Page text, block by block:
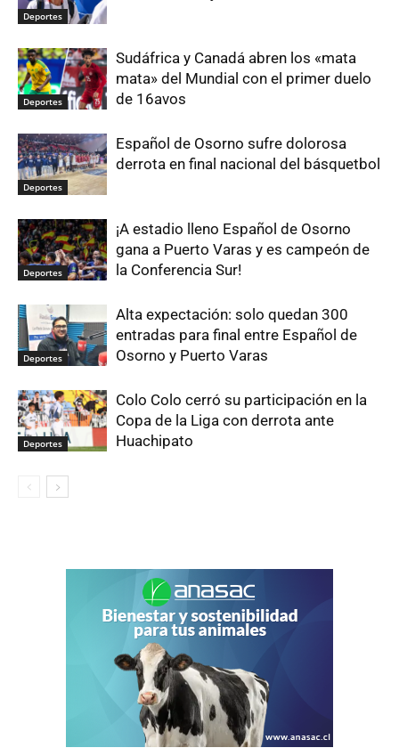
Deportes
Deportes
Sudáfrica y Canadá abren los «mata
mata» del Mundial con el primer duelo
de 16avos
Deportes
Español de Osorno sufre dolorosa
derrota en final nacional del básquetbol
Deportes
¡A estadio lleno Español de Osorno
gana a Puerto Varas y es campeón de
la Conferencia Sur!
Deportes
Alta expectación: solo quedan 300
entradas para final entre Español de
Osorno y Puerto Varas
Deportes
Colo Colo cerró su participación en la
Copa de la Liga con derrota ante
Huachipato